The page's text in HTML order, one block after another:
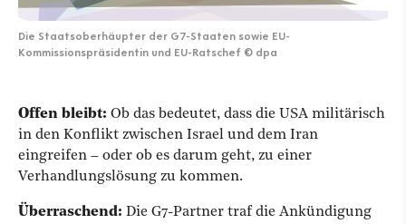
Die Staatsoberhäupter der G7-Staaten sowie EU-
Kommissionspräsidentin und EU-Ratschef © dpa
Offen bleibt: Ob das bedeutet, dass die USA militärisch
in den Konflikt zwischen Israel und dem Iran
eingreifen – oder ob es darum geht, zu einer
Verhandlungslösung zu kommen.
Überraschend: Die G7-Partner traf die Ankündigung